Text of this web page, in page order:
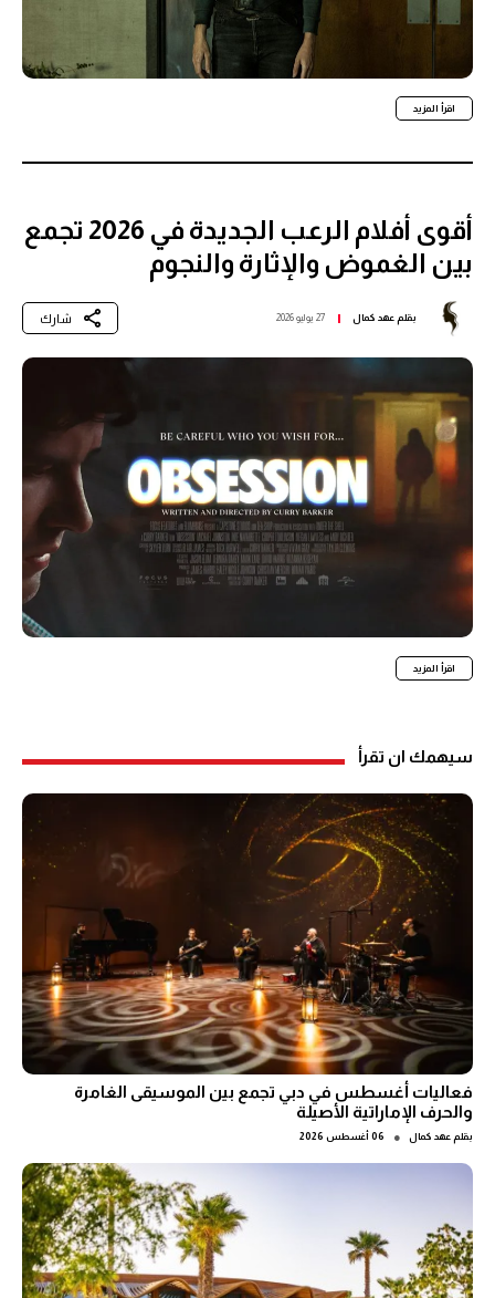
اقرأ المزيد
أقوى أفلام الرعب الجديدة في 2026 تجمع
بين الغموض والإثارة والنجوم
بقلمعهد كمال 27 يوليو 2026 شارك
اقرأ المزيد
سيهمك ان تقرأ
فعاليات أغسطس في دبي تجمع بين الموسيقى الغامرة
والحرف الإماراتية الأصيلة
بقلم عهد كمال ● 06 أغسطس 2026